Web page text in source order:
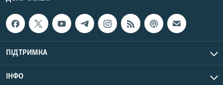
ПІДТРИМКА
ІНФО